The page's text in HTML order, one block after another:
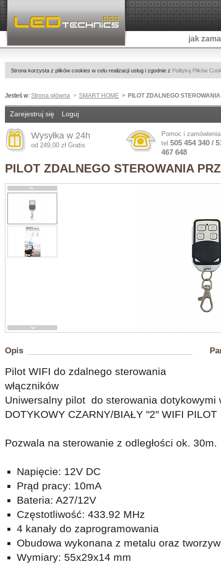
jak
Strona korzysta z plików cookies w celu realizacji usług i zgodnie z Polityką Plików
Jesteś w: Strona główna SMART HOME PILOT ZDALNEGO
Zarejestruj się Loguj
Wysyłka w 24h
od 249,00 zł Gratis
Pomoc i zamówienia
tel. 505 454 340 /
467 648
PILOT ZDALNEGO STEROWANIA
Opis
Pilot WIFI do zdalnego sterowania
włączników
Uniwersalny pilot do sterowania dotykowymi
DOTYKOWY CZARNY/BIAŁY "2" WIFI PILOT
Pozwala na sterowanie z odległości ok. 30m.
Napięcie: 12V DC
Prąd pracy: 10mA
Bateria: A27/12V
Częstotliwość: 433.92 MHz
4 kanały do zaprogramowania
Obudowa wykonana z metalu oraz
Wymiary: 55x29x14 mm